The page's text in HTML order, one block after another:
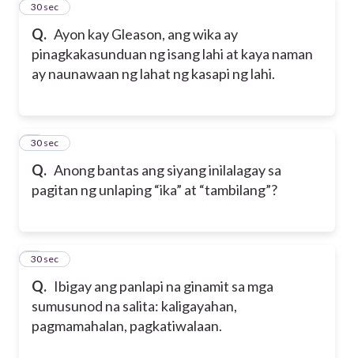
Q. Ayon kay Gleason, ang wika ay
pinagkakasunduan ng isang lahi at kaya naman
ay naunawaan ng lahat ng kasapi ng lahi.
1
30 sec
Q. Anong bantas ang siyang inilalagay sa
pagitan ng unlaping “ika” at “tambilang”?
2
30 sec
Q. Ibigay ang panlapi na ginamit sa mga
sumusunod na salita: kaligayahan,
pagmamahalan, pagkatiwalaan.
3
30 sec